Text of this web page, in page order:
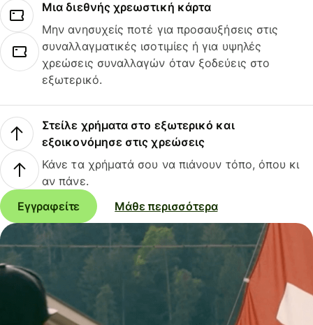
Μια διεθνής χρεωστική κάρτα
Μην ανησυχείς ποτέ για προσαυξήσεις στις
συναλλαγματικές ισοτιμίες ή για υψηλές
χρεώσεις συναλλαγών όταν ξοδεύεις στο
εξωτερικό.
Στείλε χρήματα στο εξωτερικό και
εξοικονόμησε στις χρεώσεις
Κάνε τα χρήματά σου να πιάνουν τόπο, όπου κι
αν πάνε.
Εγγραφείτε
Μάθε περισσότερα